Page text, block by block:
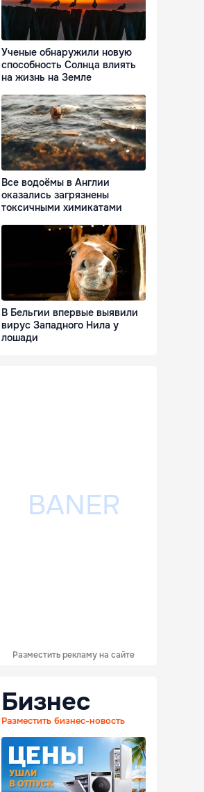
Ученые обнаружили новую
способность Солнца влиять
на жизнь на Земле
Все водоёмы в Англии
оказались загрязнены
токсичными химикатами
В Бельгии впервые выявили
вирус Западного Нила у
лошади
Разместить рекламу на сайте
Бизнес
Разместить бизнес-новость